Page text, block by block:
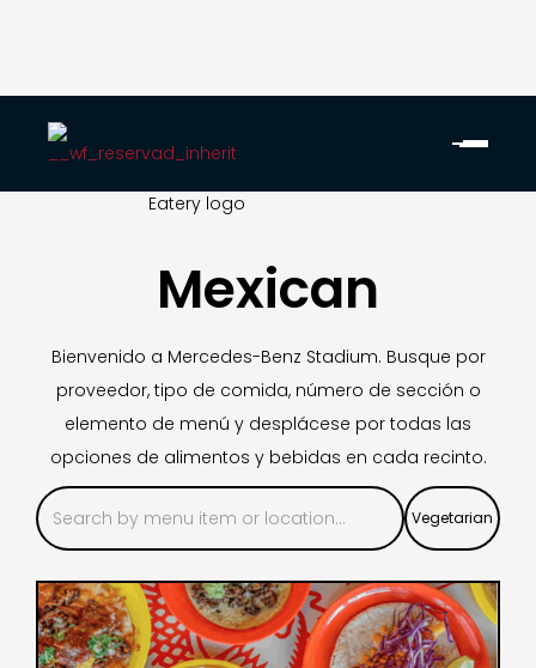
Mexican
Bienvenido a Mercedes-Benz Stadium. Busque por
proveedor, tipo de comida, número de sección o
elemento de menú y desplácese por todas las
opciones de alimentos y bebidas en cada recinto.